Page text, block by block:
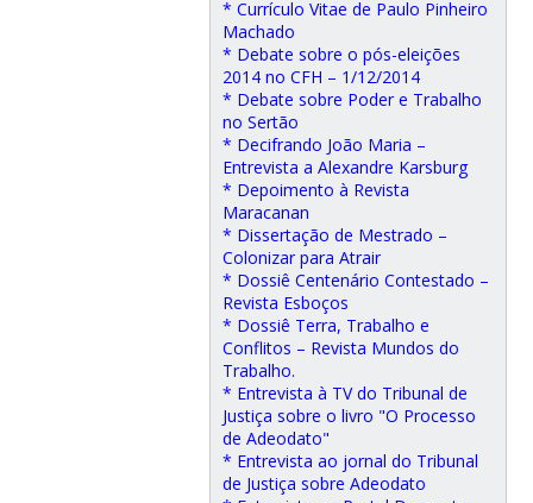
* Currículo Vitae de Paulo Pinheiro
Machado
* Debate sobre o pós-eleições
2014 no CFH – 1/12/2014
* Debate sobre Poder e Trabalho
no Sertão
* Decifrando João Maria –
Entrevista a Alexandre Karsburg
* Depoimento à Revista
Maracanan
* Dissertação de Mestrado –
Colonizar para Atrair
* Dossiê Centenário Contestado –
Revista Esboços
* Dossiê Terra, Trabalho e
Conflitos – Revista Mundos do
Trabalho.
* Entrevista à TV do Tribunal de
Justiça sobre o livro "O Processo
de Adeodato"
* Entrevista ao jornal do Tribunal
de Justiça sobre Adeodato